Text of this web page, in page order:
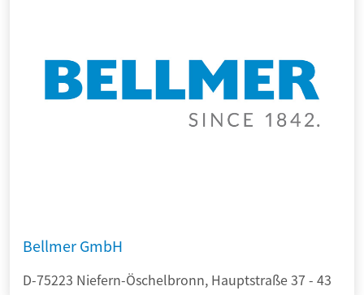
Bellmer GmbH
D-75223 Niefern-Öschelbronn, Hauptstraße 37 - 43